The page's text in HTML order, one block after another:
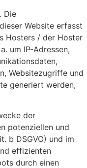
Die
Website erfasst
Hosters / der Hoster
um IP-Adressen,
Websitezugriffe und
generiert werden,
der
potenziellen und
b DSGVO) und im
effizienten
durch einen